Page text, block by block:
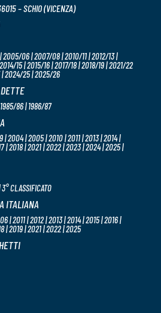
– SCHIO (VICENZA)
06 | 2007/08 | 2010/11 | 2012/13 |
15 | 2015/16 | 2017/18 | 2018/19 | 2021/22
2024/25 | 2025/26
86 | 1986/87
| 2004 | 2005 | 2010 | 2011 | 2013 | 2014 |
| 2018 | 2021 | 2022 | 2023 | 2024 | 2025 |
CLASSIFICATO
ITALIANA
| 2011 | 2012 | 2013 | 2014 | 2015 | 2016 |
| 2019 | 2021 | 2022 | 2025